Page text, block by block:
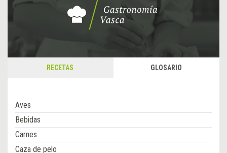
RECETAS GLOSARIO
Aves
Bebidas
Carnes
Caza de pelo